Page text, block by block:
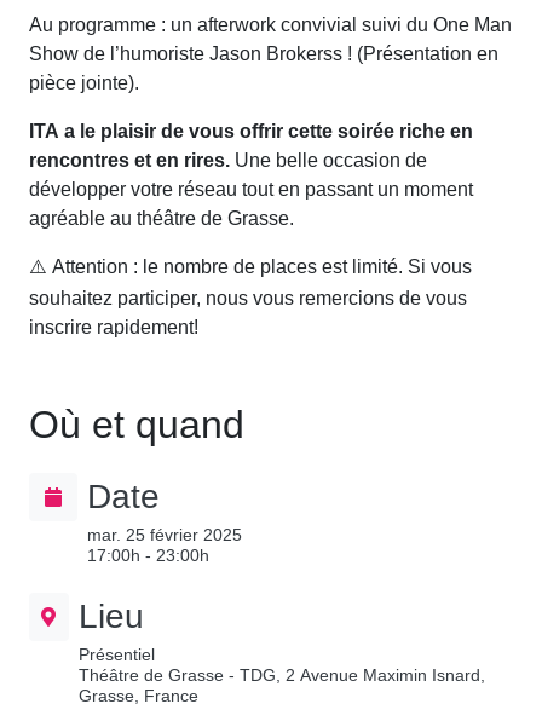
Au programme : un afterwork convivial suivi du One Man
Show de l’humoriste Jason Brokerss !(Présentation en
pièce jointe).
ITA a le plaisir de vous offrir cette soirée riche en
rencontres et en rires.Une belle occasion de
développer votre réseau tout en passant un moment
agréable au théâtre de Grasse.
⚠️ Attention : le nombre de places est limité. Si vous
souhaitez participer, nous vous remercions de vous
inscrire rapidement!
Où et quand
Date
mar. 25 février 2025
17:00h - 23:00h
Lieu
Présentiel
Théâtre de Grasse - TDG, 2 Avenue Maximin Isnard,
Grasse, France